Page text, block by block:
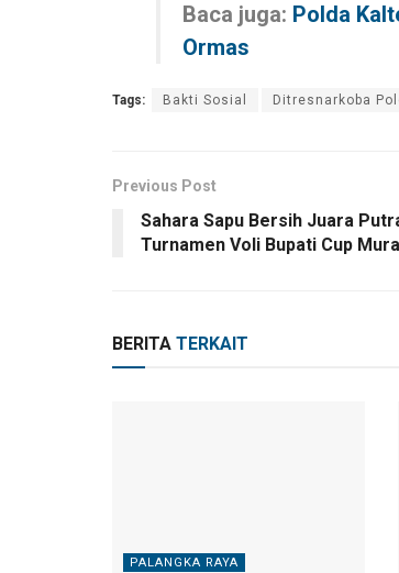
Baca juga: Polda
Ormas
Tags: Bakti Sosial Ditresnarkoba
Previous Post
Sahara Sapu Bersih Juara
Turnamen Voli Bupati Cup
BERITA TERKAIT
PALANGKA RAYA